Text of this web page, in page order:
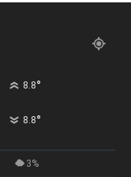
8.8°
8.8°
3%